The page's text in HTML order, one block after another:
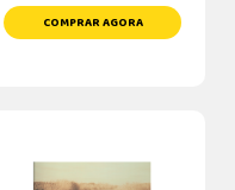
COMPRAR AGORA